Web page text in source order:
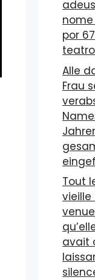
por
Alle
Frau
Tout
avait